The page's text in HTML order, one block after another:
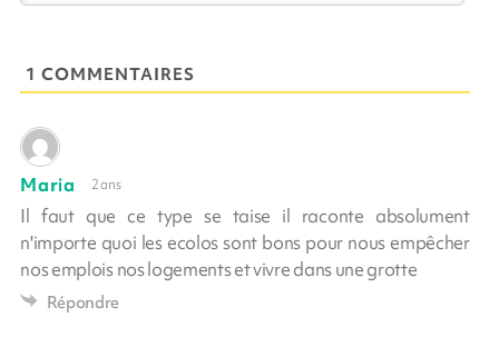
1 COMMENTAIRES
Maria 2 ans
Il faut que ce type se taise il raconte absolument
n'importe quoi les ecolos sont bons pour nous empêcher
nos emplois nos logements et vivre dans une grotte
Répondre